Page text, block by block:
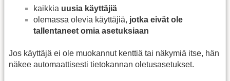
kaikkia uusia käyttäjiä
olemassa olevia käyttäjiä, jotka eivät ole
tallentaneet omia asetuksiaan
Jos käyttäjä ei ole muokannut kenttiä tai näkymiä itse, hän
näkee automaattisesti tietokannan oletusasetukset.